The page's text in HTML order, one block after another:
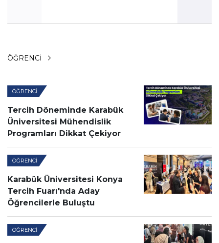
ÖĞRENCI
ÖĞRENCI
Tercih Döneminde Karabük
Üniversitesi Mühendislik
Programları Dikkat Çekiyor
ÖĞRENCI
Karabük Üniversitesi Konya
Tercih Fuarı'nda Aday
Öğrencilerle Buluştu
ÖĞRENCI